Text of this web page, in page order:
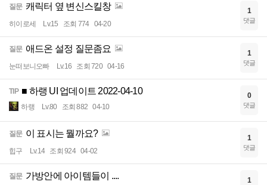
질문 캐릭터 옆 변신스킬창
히이로세 Lv.15 조회 774 04-20
1
댓글
질문 애드온 설정 질문좀요
눈떠보니오빠 Lv.16 조회 720 04-16
1
댓글
TIP ■ 하랭 UI 업데이트 2022-04-10
하랭 Lv.80 조회 882 04-10
0
댓글
질문 이 표시는 뭘까요?
힙구 Lv.14 조회 924 04-02
1
댓글
질문 가방안에 아이템들이 .... 1